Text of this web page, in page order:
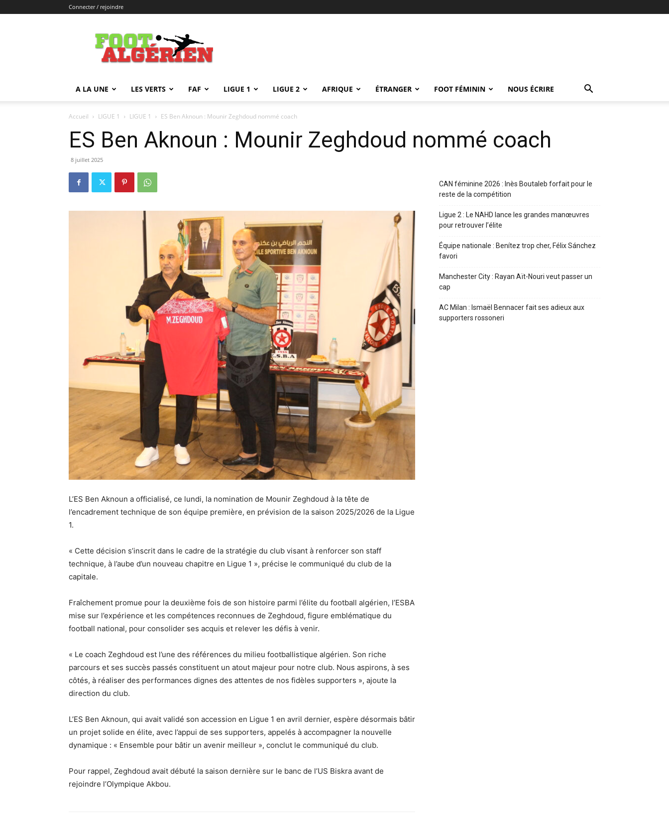
Connecter / rejoindre
FOOTALGERIEN
A LA UNE LES VERTS FAF LIGUE 1 LIGUE 2 AFRIQUE ÉTRANGER FOOT FÉMININ NOUS ÉCRIRE
Accueil LIGUE 1 LIGUE 1 ES Ben Aknoun : Mounir Zeghdoud nommé coach
ES Ben Aknoun : Mounir Zeghdoud nommé coach
8 juillet 2025
L’ES Ben Aknoun a officialisé, ce lundi, la nomination de Mounir Zeghdoud à la tête de
l’encadrement technique de son équipe première, en prévision de la saison 2025/2026 de la Ligue
1.
« Cette décision s’inscrit dans le cadre de la stratégie du club visant à renforcer son staff
technique, à l’aube d’un nouveau chapitre en Ligue 1 », précise le communiqué du club de la
capitale.
Fraîchement promue pour la deuxième fois de son histoire parmi l’élite du football algérien, l’ESBA
mise sur l’expérience et les compétences reconnues de Zeghdoud, figure emblématique du
football national, pour consolider ses acquis et relever les défis à venir.
« Le coach Zeghdoud est l’une des références du milieu footballistique algérien. Son riche
parcours et ses succès passés constituent un atout majeur pour notre club. Nous aspirons, à ses
côtés, à réaliser des performances dignes des attentes de nos fidèles supporters », ajoute la
direction du club.
L’ES Ben Aknoun, qui avait validé son accession en Ligue 1 en avril dernier, espère désormais bâtir
un projet solide en élite, avec l’appui de ses supporters, appelés à accompagner la nouvelle
dynamique : « Ensemble pour bâtir un avenir meilleur », conclut le communiqué du club.
Pour rappel, Zeghdoud avait débuté la saison dernière sur le banc de l’US Biskra avant de
rejoindre l’Olympique Akbou.
CAN féminine 2026 : Inès Boutaleb forfait pour le
reste de la compétition
Ligue 2 : Le NAHD lance les grandes manœuvres
pour retrouver l’élite
Équipe nationale : Benítez trop cher, Félix Sánchez
favori
Manchester City : Rayan Aït-Nouri veut passer un
cap
AC Milan : Ismaël Bennacer fait ses adieux aux
supporters rossoneri